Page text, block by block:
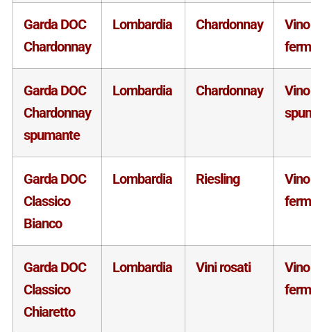
Garda DOC
Chardonnay
Lombardia Chardonnay
Vino
Garda DOC
Chardonnay
spumante
Lombardia Chardonnay
Vino
Garda DOC
Classico
Bianco
Lombardia Riesling
Vino
Garda DOC
Classico
Chiaretto
Lombardia Vini rosati
Vino